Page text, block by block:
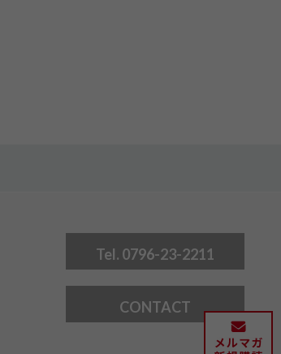
Tel. 0796-23-2211
CONTACT